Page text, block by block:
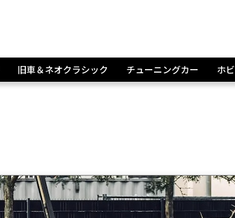
旧車＆ネオクラシック チューニングカー ホ